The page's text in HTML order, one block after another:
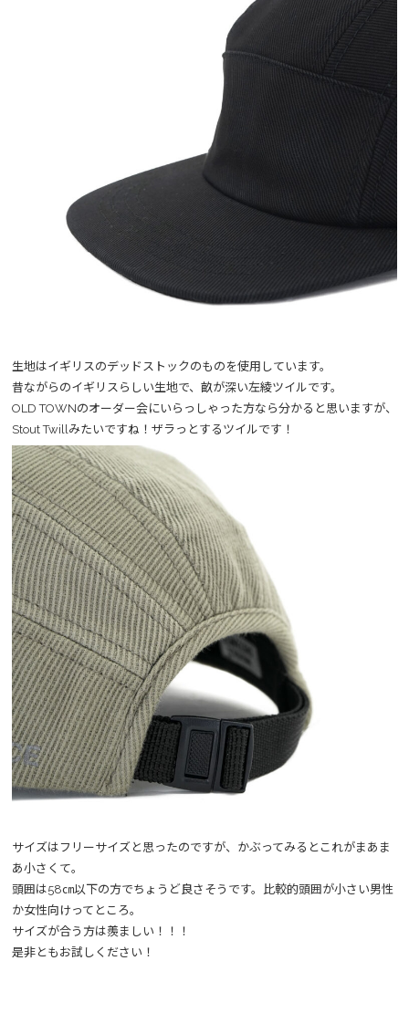
生地はイギリスのデッドストックのものを使用しています。
昔ながらのイギリスらしい生地で、畝が深い左綾ツイルです。
OLD TOWNのオーダー会にいらっしゃった方なら分かると思いますが、
Stout Twillみたいですね！ザラっとするツイルです！
サイズはフリーサイズと思ったのですが、かぶってみるとこれがまあま
あ小さくて。
頭囲は58㎝以下の方でちょうど良さそうです。比較的頭囲が小さい男性
か女性向けってところ。
サイズが合う方は羨ましい！！！
是非ともお試しください！